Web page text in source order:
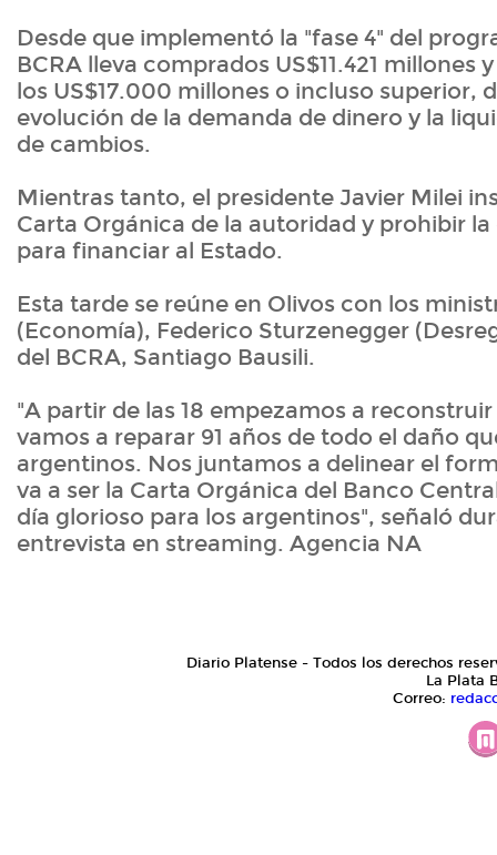
Desde que implementó la "fase 4" del
BCRA lleva comprados US$11.421 millones
los US$17.000 millones o incluso superior,
evolución de la demanda de dinero y la
de cambios.
Mientras tanto, el presidente Javier Milei
Carta Orgánica de la autoridad y prohibir
para financiar al Estado.
Esta tarde se reúne en Olivos con los
(Economía), Federico Sturzenegger
del BCRA, Santiago Bausili.
"A partir de las 18 empezamos a
vamos a reparar 91 años de todo el daño
argentinos. Nos juntamos a delinear el
va a ser la Carta Orgánica del Banco
día glorioso para los argentinos", señaló
entrevista en streaming. Agencia NA
Diario Platense - Todos los derechos
La Plata
Correo: